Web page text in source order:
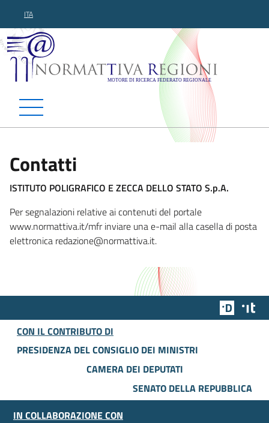
ITA
Normattiva Regioni -
Contatti
ISTITUTO POLIGRAFICO E ZECCA DELLO STATO S.p.A.
Per segnalazioni relative ai contenuti del portale
www.normattiva.it/mfr inviare una e-mail alla casella di posta
elettronica redazione@normattiva.it.
Team
CON IL CONTRIBUTO DI
PRESIDENZA DEL CONSIGLIO DEI MINISTRI
CAMERA DEI DEPUTATI
SENATO DELLA REPUBBLICA
IN COLLABORAZIONE CON